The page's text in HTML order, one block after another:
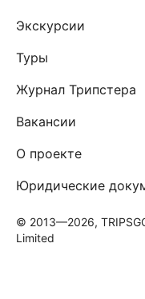
Экскурсии
Туры
Журнал Трипстера
Вакансии
О проекте
Юридические
© 2013—2026,
Limited